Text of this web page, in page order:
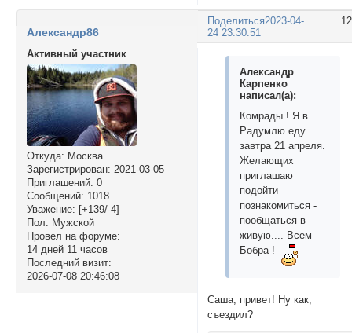
Поделиться2023-04-
24 23:30:51
Александр86
Активный участник
Откуда: Москва
Зарегистрирован: 2021-03-05
Приглашений: 0
Сообщений: 1018
Уважение: [+139/-4]
Пол: Мужской
Провел на форуме:
14 дней 11 часов
Последний визит:
2026-07-08 20:46:08
Александр
Карпенко
написал(а):
Комрады ! Я в
Радумлю еду
завтра 21 апреля.
Желающих
приглашаю
подойти
познакомиться -
пообщаться в
живую.... Всем
Бобра !
Саша, привет! Ну как,
съездил?